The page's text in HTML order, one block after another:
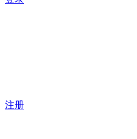
注册